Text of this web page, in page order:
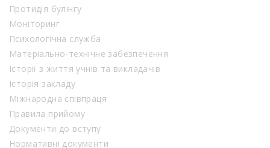
Протидія булінгу
Моніторинг
Психологічна служба
Матеріально-технічне забезпечення
Історії з життя учнів та викладачів
Історія закладу
Міжнародна співпраця
Правила прийому
Документи до вступу
Нормативні документи